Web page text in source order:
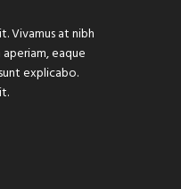
Vivamus at nibh
eaque
explicabo.